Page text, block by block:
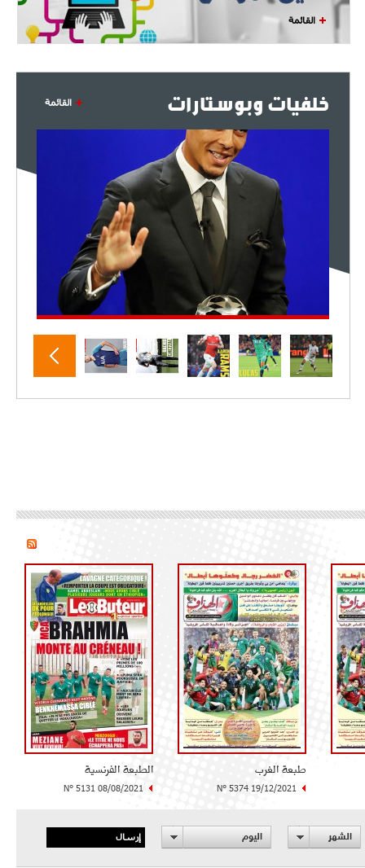
القائمة
خلفيات وبوستارات القائمة
طبعة الغرب
N° 5374 19/12/2021
الطبعة الفرنسية
N° 5131 08/08/2021
الشهر اليوم إرسال